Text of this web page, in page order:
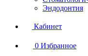
Эндодонтия
Кабинет
0 Избранное